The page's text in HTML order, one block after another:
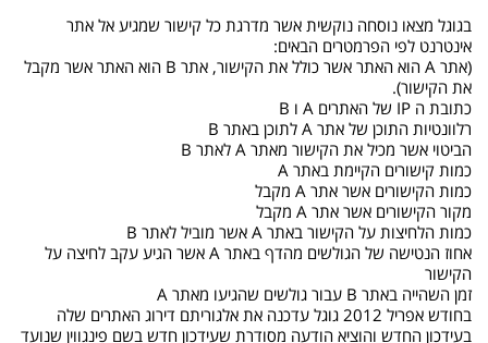
בגוגל מצאו נוסחה נוקשית אשר מדרגת כל קישור שמגיע אל אתר
אינטרנט לפי הפרמטרים הבאים:
(אתר A הוא האתר אשר כולל את הקישור, אתר B הוא האתר אשר מקבל
את הקישור).
כתובת ה IP של האתרים A ו B
רלוונטיות התוכן של אתר A לתוכן באתר B
הביטוי אשר מכיל את הקישור מאתר A לאתר B
כמות קישורים הקיימת באתר A
כמות הקישורים אשר אתר A מקבל
מקור הקישורים אשר אתר A מקבל
כמות הלחיצות על הקישור באתר A אשר מוביל לאתר B
אחוז הנטישה של הגולשים מהדף באתר A אשר הגיע עקב לחיצה על
הקישור
זמן השהייה באתר B עבור גולשים שהגיעו מאתר A
בחודש אפריל 2012 גוגל עדכנה את אלגוריתם דירוג האתרים שלה
בעידכון החדש והוציא הודעה מסודרת שעידכון חדש בשם פינגווין שנועד